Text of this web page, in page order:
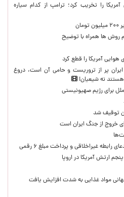
را تخریب کرد؛ ترامپ از کدام سیاره
روش ها همراه با توضیح
آمریکا را قطع کرد
پر از تروریست و حامی آن است، دروغ
نه شیعیان!
برای رژیم صهیونیستی
خروج از جنگ ایران است
غیراخلاقی و پرداخت مبلغ ۶ رقمی
ارتش آمریکا در اروپا
مواد غذایی به شدت افزایش یافت